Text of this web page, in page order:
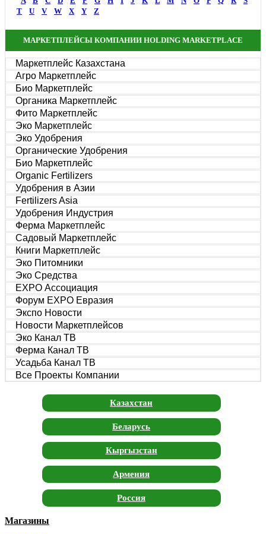
T
U V W X Y Z
МАРКЕТПЛЕЙСЫ КОМПАНИИ HOLDING MARKETPLACE
Маркетплейс Казахстана
Агро Маркетплейс
Био Маркетплейс
Органика Маркетплейс
Фито Маркетплейс
Эко Маркетплейс
Эко Удобрения
Органические Удобрения
Био Маркетплейс
Organic Fertilizers
Удобрения в Азии
Fertilizers Asia
Удобрения Индустрия
Ферма Маркетплейс
Садовый Маркетплейс
Книги Маркетплейс
Эко Питомники
Эко Средства
EXPO Ассоциация
Форум EXPO Евразия
Экспо Новости
Новости Маркетплейсов
Эко Канал ТВ
Ферма Канал ТВ
Усадьба Канал ТВ
Все Проекты Компании
Казахстан
Беларусь
Кыргызстан
Армения
Россия
Магазины